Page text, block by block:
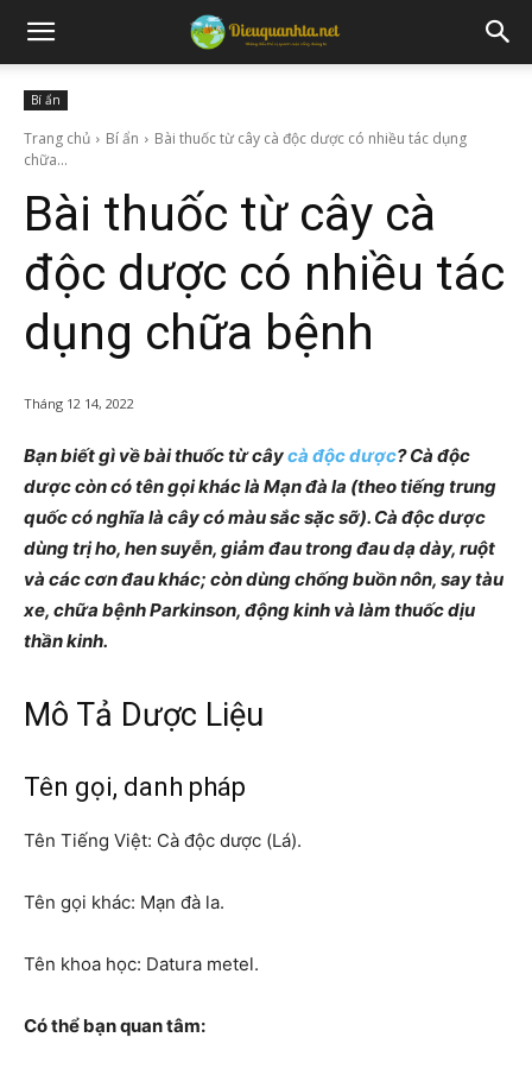
Bí ẩn
Trang chủ Bí ẩn
Bài thuốc từ cây cà độc dược có nhiều tác dụng
chữa...
Bài thuốc từ cây cà
độc dược có nhiều tác
dụng chữa bệnh
Tháng 12 14, 2022
Bạn biết gì về bài thuốc từ câycà độc dược? Cà độc
dược còn có tên gọi khác là Mạn đà la (theo tiếng trung
quốc có nghĩa là cây có màu sắc sặc sỡ). Cà độc dược
dùng trị ho, hen suyễn, giảm đau trong đau dạ dày, ruột
và các cơn đau khác; còn dùng chống buồn nôn, say tàu
xe, chữa bệnh Parkinson, động kinh và làm thuốc dịu
thần kinh.
Mô Tả Dược Liệu
Tên gọi, danh pháp
Tên Tiếng Việt: Cà độc dược (Lá).
Tên gọi khác: Mạn đà la.
Tên khoa học: Datura metel.
Có thể bạn quan tâm: